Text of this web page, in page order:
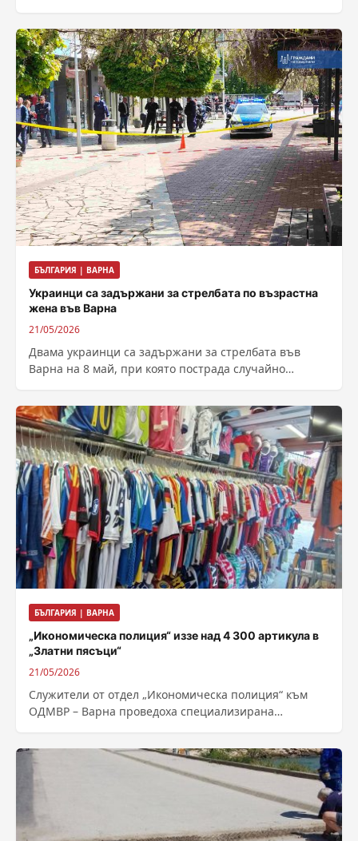
БЪЛГАРИЯ | ВАРНА
Украинци са задържани за стрелбата по възрастна
жена във Варна
21/05/2026
Двама украинци са задържани за стрелбата във
Варна на 8 май, при която пострада случайно
БЪЛГАРИЯ | ВАРНА
„Икономическа полиция“ иззе над 4 300 артикула в
„Златни пясъци“
21/05/2026
Служители от отдел „Икономическа полиция“ към
ОДМВР – Варна проведоха специализирана
пясъци“,...